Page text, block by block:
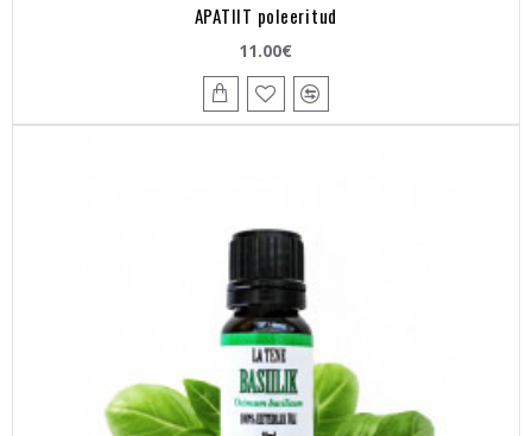
APATIIT poleeritud
11.00€